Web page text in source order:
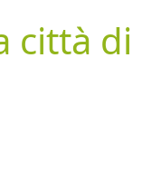
città di